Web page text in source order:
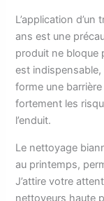
L’application
ans est une
produit ne bloque
est
forme une
fortement les
l’enduit.
Le nettoyage
au printemps,
J’attire votre
nettoyeurs haute